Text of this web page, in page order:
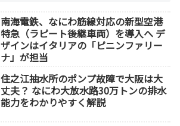
南海電鉄、なにわ筋線対応の新型空港
特急（ラピート後継車両）を導入へ デ
ザインはイタリアの「ピニンファリー
ナ」が担当
住之江抽水所のポンプ故障で大阪は大
丈夫？ なにわ大放水路30万トンの排水
能力をわかりやすく解説